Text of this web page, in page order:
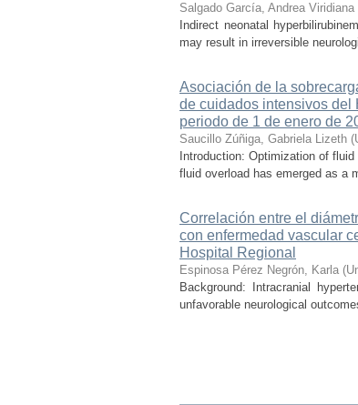
Salgado García, Andrea Viridiana
Indirect neonatal
may result in irreversible
Asociación de la
de cuidados intensivos del
periodo de 1 de enero de
Saucillo Zúñiga, Gabriela Lizeth (
Introduction: Optimization of
fluid overload has emerged as a
Correlación entre el
con enfermedad vascular
Hospital Regional
Espinosa Pérez Negrón, Karla (
Background: Intracranial
unfavorable neurological